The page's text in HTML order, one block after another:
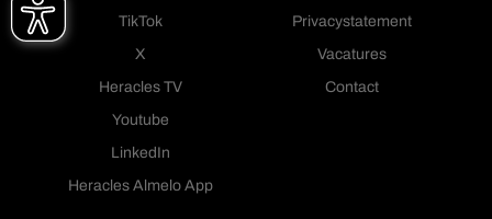
TikTok
X
Heracles TV
Youtube
LinkedIn
Heracles Almelo App
Privacystatement
Vacatures
Contact